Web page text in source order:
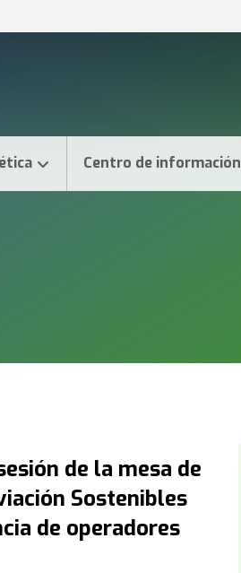
Centro de información
de la mesa de
Sostenibles
de operadores